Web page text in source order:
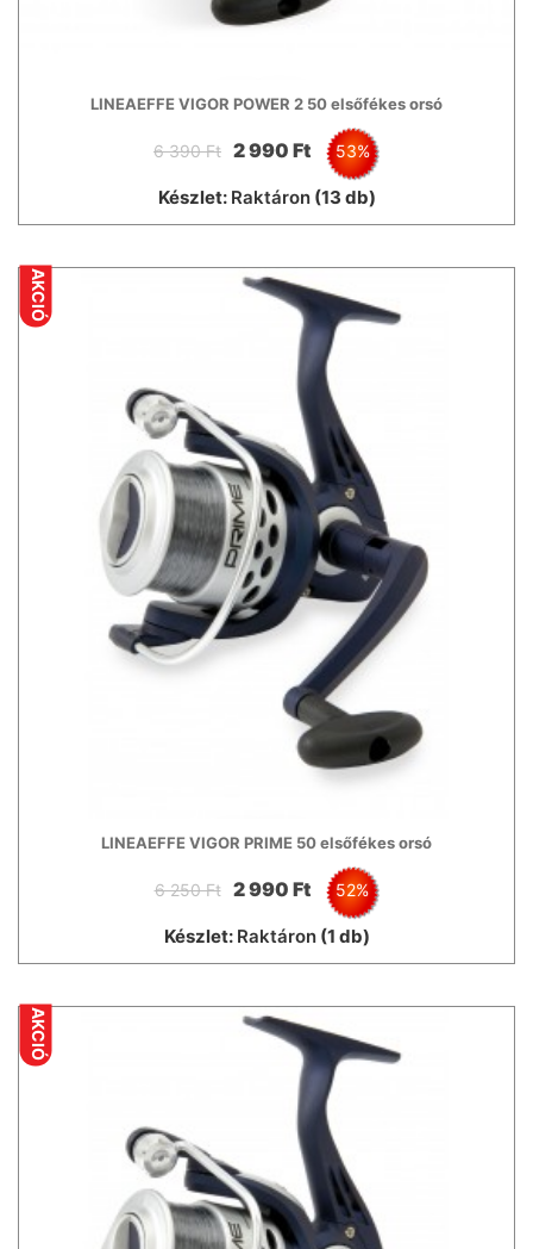
LINEAEFFE VIGOR POWER 2 50 elsőfékes orsó
6 390 Ft 2 990 Ft 53%
Készlet: Raktáron(13 db)
LINEAEFFE VIGOR PRIME 50 elsőfékes orsó
6 250 Ft 2 990 Ft 52%
Készlet: Raktáron(1 db)
AKCIÓ
AKCIÓ